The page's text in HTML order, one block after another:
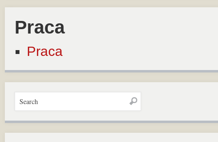
Praca
Praca